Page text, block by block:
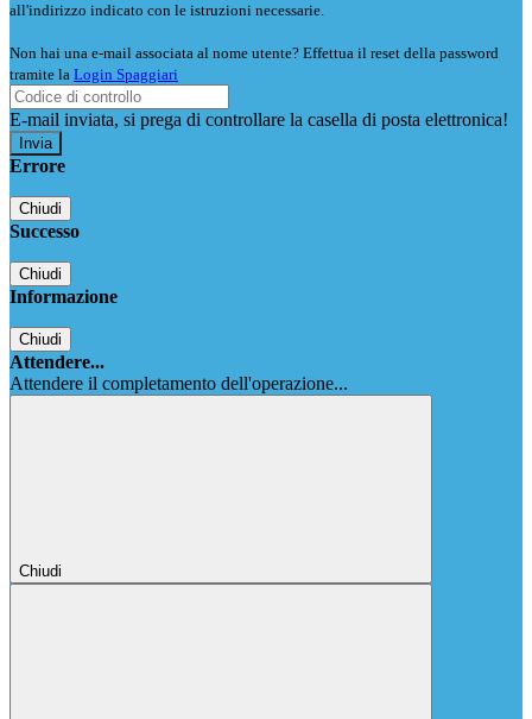
all'indirizzo indicato con le istruzioni necessarie.
Non hai una e-mail associata al nome utente? Effettua il reset della password
tramite la Login Spaggiari
E-mail inviata, si prega di controllare la casella di posta elettronica!
Errore
Chiudi
Successo
Chiudi
Informazione
Chiudi
Attendere...
Attendere il completamento dell'operazione...
Chiudi